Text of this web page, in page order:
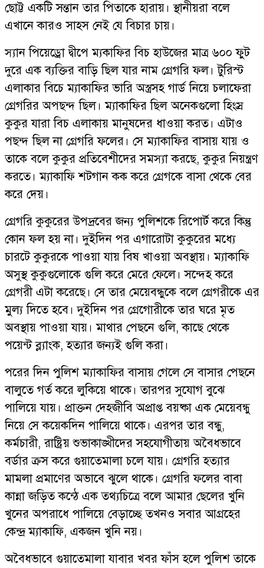
ছোট্ট একটি সন্তান তার পিতাকে হারায়। স্থানীয়রা বলে
এখানে কারও সাহস নেই যে বিচার চায়।
স্যান পিয়েড্রো দ্বীপে ম্যকাফির বিচ হাউজের মাত্র ৬০০ ফুট
দুরে এক ব্যক্তির বাড়ি ছিল যার নাম গ্রেগরি ফল। টুরিস্ট
এলাকার বিচে ম্যাকাফির ভারি অস্ত্রসহ গার্ড নিয়ে চলাফেরা
গ্রেগরির অপছন্দ ছিল। ম্যাকাফির ছিল অনেকগুলো হিংস্র
কুকুর যারা বিচ এলাকায় মানুষদের ধাওয়া করত। এটাও
পছন্দ ছিল না গ্রেগরি ফলের। সে ম্যাকাফির বাসায় যায় ও
তাকে বলে কুকুর প্রতিবেশীদের সমস্যা করছে, কুকুর নিয়ন্ত্রণ
করতে। ম্যাকাফি শটগান কক করে গ্রেগকে বাসা থেকে বের
করে দেয়।
গ্রেগরি কুকুরের উপদ্রবের জন্য পুলিশকে রিপোর্ট করে কিন্তু
কোন ফল হয় না। দুইদিন পর এগারোটা কুকুরের মধ্যে
চারটে কুকুরকে পাওয়া যায় বিষ খাওয়া অবস্থায়। ম্যাকাফি
অসুস্থ কুকুগুলোকে গুলি করে মেরে ফেলে। সন্দেহ করে
গ্রেগরী এটা করেছে। সে তার মেয়েবন্ধুকে বলে গ্রেগরীকে এর
মুল্য দিতে হবে। দুইদিন পর গ্রেগোরীকে তার ঘরে মৃত
অবস্থায় পাওয়া যায়। মাথার পেছনে গুলি, কাছে থেকে
পয়েন্ট ব্ল্যাংক, হত্যার জন্যই গুলি করা।
পরের দিন পুলিশ ম্যাকাফির বাসায় গেলে সে বাসার পেছনে
বালুতে গর্ত করে লুকিয়ে থাকে। তারপর সুযোগ বুঝে
পালিয়ে যায়। প্রাক্তন দেহজীবি অপ্রাপ্ত বয়ষ্কা এক মেয়েবন্ধু
নিয়ে সে কয়েকদিন পালিয়ে থাকে। এরপর তার বন্ধু,
কর্মচারী, রাষ্ট্রিয় শুভাকাঙ্খীদের সহযোগীতায় অবৈধভাবে
বর্ডার ক্রস করে গুয়াতেমালা চলে যায়। গ্রেগরি হত্যার
মামলা প্রমাণের অভাবে ঝুলে থাকে। গ্রেগরি ফলের বাবা
কান্না জড়িত কন্ঠে এক তথ্যচিত্রে বলে আমার ছেলের খুনি
খুনের অপরাধে পালিয়ে বেড়াচ্ছে তখনও সবার আগ্রহের
কেন্দ্র ম্যাকাফি, একজন খুনি নয়।
অবৈধভাবে গুয়াতেমালা যাবার খবর ফাঁস হলে পুলিশ তাকে